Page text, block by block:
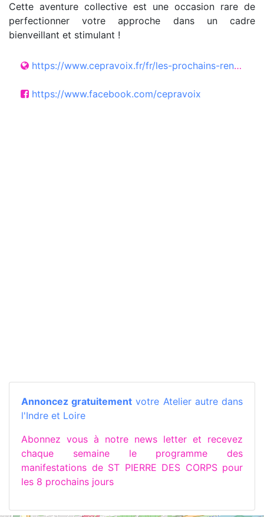
Cette aventure collective est une occasion rare de
perfectionner votre approche dans un cadre
bienveillant et stimulant !
https://www.cepravoix.fr/fr/les-prochains-rendez-vous-1/poukatsipoukaaaa_171_-b.html
https://www.facebook.com/cepravoix
Annoncez gratuitement votre Atelier autre dans
l'Indre et Loire
Abonnez vous à notre news letter et recevez
chaque semaine le programme des
manifestations de ST PIERRE DES CORPS pour
les 8 prochains jours